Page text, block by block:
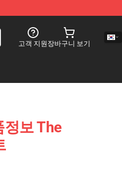
고객 지원장바구니 보기
정보 The